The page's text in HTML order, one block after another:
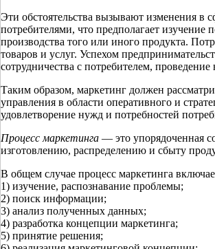
Эти обстоятельства вызывают изменения в
потребителями, что предполагает изучение
производства того или иного продукта.
товаров и услуг. Успехом
сотрудничества с потребителем,
Таким образом, маркетинг должен
управления в области оперативного и
удовлетворение нужд и потребностей
Процесс маркетинга — это упорядоченная
изготовлению, распределению и сбыту
В общем случае процесс маркетинга
1) изучение, распознавание проблемы;
2) поиск информации;
3) анализ полученных данных;
4) разработка концепции маркетинга;
5) принятие решения;